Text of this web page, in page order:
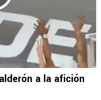
a la afición